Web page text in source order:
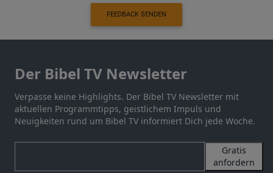
FEEDBACK SENDEN
Der Bibel TV Newsletter
Verpasse keine Highlights. Der Bibel TV Newsletter mit
aktuellen Programmtipps, geistlichem Impuls und
Neuigkeiten rund um Bibel TV informiert Dich jede Woche.
Gratis
anfordern